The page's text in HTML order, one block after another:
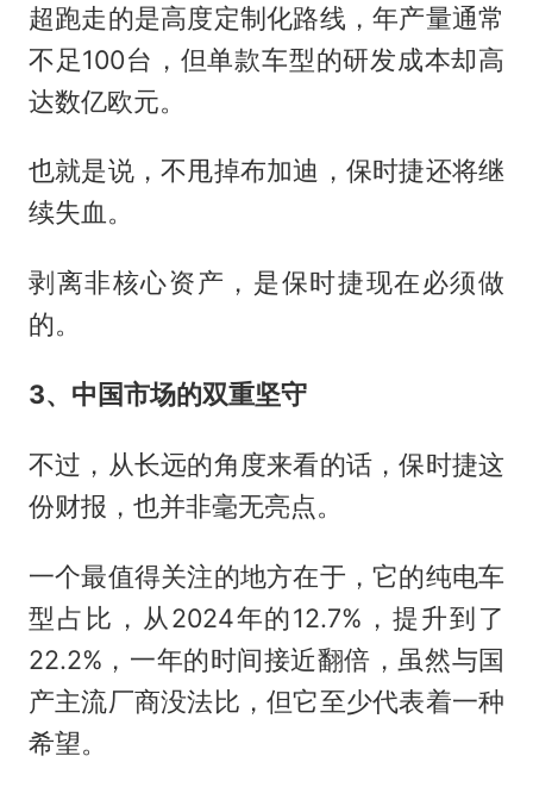
超跑走的是高度定制化路线，年产量通常
不足100台，但单款车型的研发成本却高
达数亿欧元。
也就是说，不甩掉布加迪，保时捷还将继
续失血。
剥离非核心资产，是保时捷现在必须做
的。
3、中国市场的双重坚守
不过，从长远的角度来看的话，保时捷这
份财报，也并非毫无亮点。
一个最值得关注的地方在于，它的纯电车
型占比，从2024年的12.7%，提升到了
22.2%，一年的时间接近翻倍，虽然与国
产主流厂商没法比，但它至少代表着一种
希望。